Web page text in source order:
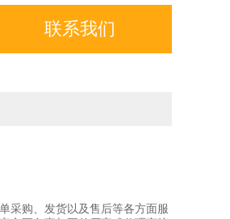
联系我们
采购、发货以及售后等各方面服